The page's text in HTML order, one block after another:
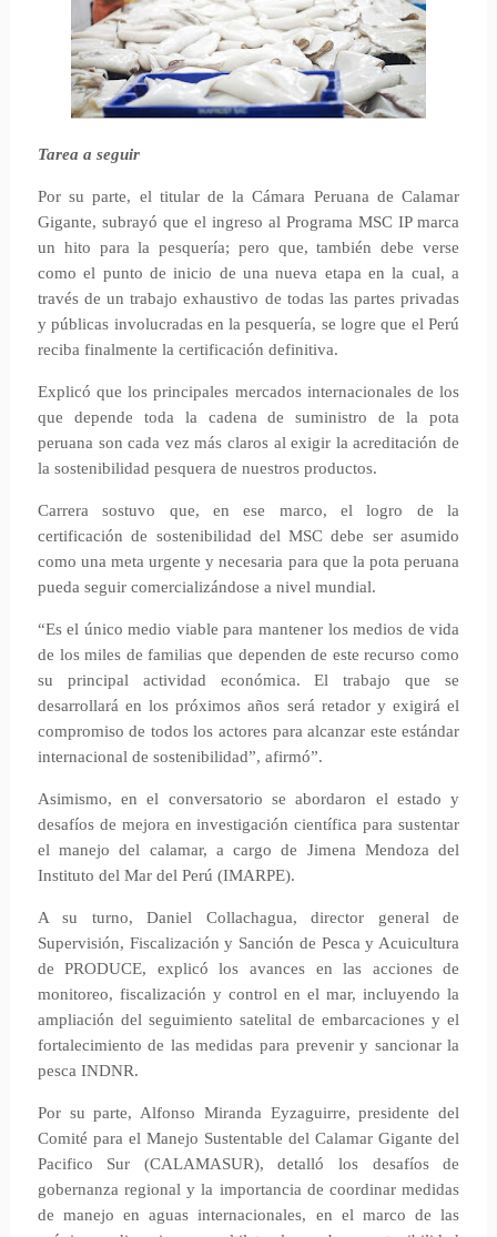
Tarea a seguir
Por su parte, el titular de la Cámara Peruana de Calamar
Gigante, subrayó que el ingreso al Programa MSC IP marca
un hito para la pesquería; pero que, también debe verse
como el punto de inicio de una nueva etapa en la cual, a
través de un trabajo exhaustivo de todas las partes privadas
y públicas involucradas en la pesquería, se logre que el Perú
reciba finalmente la certificación definitiva.
Explicó que los principales mercados internacionales de los
que depende toda la cadena de suministro de la pota
peruana son cada vez más claros al exigir la acreditación de
la sostenibilidad pesquera de nuestros productos.
Carrera sostuvo que, en ese marco, el logro de la
certificación de sostenibilidad del MSC debe ser asumido
como una meta urgente y necesaria para que la pota peruana
pueda seguir comercializándose a nivel mundial.
“Es el único medio viable para mantener los medios de vida
de los miles de familias que dependen de este recurso como
su principal actividad económica. El trabajo que se
desarrollará en los próximos años será retador y exigirá el
compromiso de todos los actores para alcanzar este estándar
internacional de sostenibilidad”, afirmó”.
Asimismo, en el conversatorio se abordaron el estado y
desafíos de mejora en investigación científica para sustentar
el manejo del calamar, a cargo de Jimena Mendoza del
Instituto del Mar del Perú (IMARPE).
A su turno, Daniel Collachagua, director general de
Supervisión, Fiscalización y Sanción de Pesca y Acuicultura
de PRODUCE, explicó los avances en las acciones de
monitoreo, fiscalización y control en el mar, incluyendo la
ampliación del seguimiento satelital de embarcaciones y el
fortalecimiento de las medidas para prevenir y sancionar la
pesca INDNR.
Por su parte, Alfonso Miranda Eyzaguirre, presidente del
Comité para el Manejo Sustentable del Calamar Gigante del
Pacifico Sur (CALAMASUR), detalló los desafíos de
gobernanza regional y la importancia de coordinar medidas
de manejo en aguas internacionales, en el marco de las